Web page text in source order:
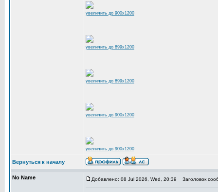
увеличить до 900x1200
увеличить до 899x1200
увеличить до 899x1200
увеличить до 900x1200
увеличить до 900x1200
Вернуться к началу
No Name Добавлено: 08 Jul 2026, Wed, 20:39 Заголовок